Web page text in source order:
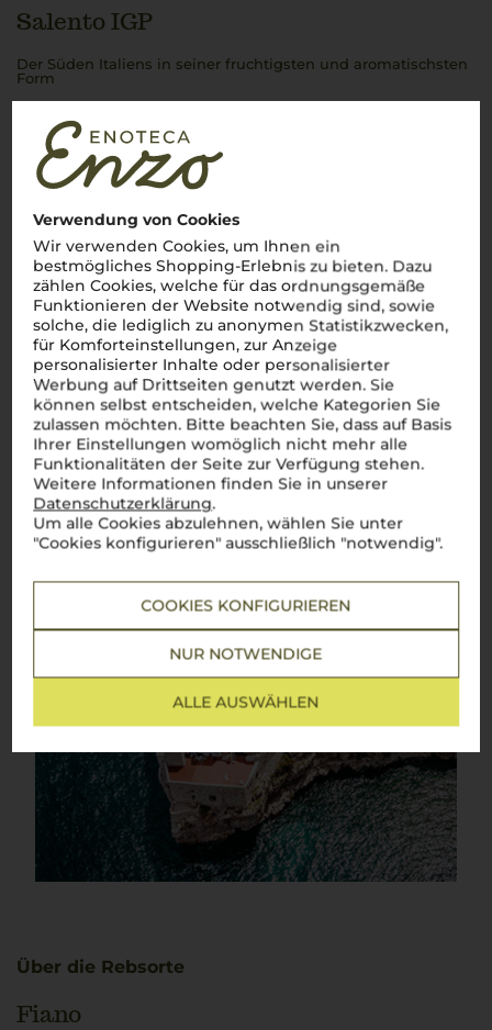
Verwendung von Cookies
Wir verwenden Cookies, um Ihnen ein
bestmögliches Shopping-Erlebnis zu bieten. Dazu
zählen Cookies, welche für das ordnungsgemäße
Funktionieren der Website notwendig sind, sowie
solche, die lediglich zu anonymen Statistikzwecken,
für Komforteinstellungen, zur Anzeige
personalisierter Inhalte oder personalisierter
Werbung auf Drittseiten genutzt werden. Sie
können selbst entscheiden, welche Kategorien Sie
zulassen möchten. Bitte beachten Sie, dass auf Basis
Ihrer Einstellungen womöglich nicht mehr alle
Funktionalitäten der Seite zur Verfügung stehen.
Weitere Informationen finden Sie in unserer
Datenschutzerklärung.
Um alle Cookies abzulehnen, wählen Sie unter
"Cookies konfigurieren" ausschließlich "notwendig".
COOKIES KONFIGURIEREN
NUR NOTWENDIGE
ALLE AUSWÄHLEN
Salento IGP
Der Süden Italiens in seiner fruchtigsten und aromatischsten
Form
Italiens, ist das pulsierende Herz des apulischen Weinbaus.
Diese malerische Region, die auch als „Absatz des
italienischen Stiefels“ bekannt ist, erstreckt sich zwischen der
Adria im Osten und dem Ionischen Meer im Westen. Die
Hügeln und einer atemberaubenden Küstenlinie, die
Hier werden einige der bedeutendsten Weine Süditaliens
erzeugt, deren Qualität und Vielfalt die Essenz der Region
widerspiegeln.
Mehr Weine aus Salento IGP
Über die Rebsorte
Fiano